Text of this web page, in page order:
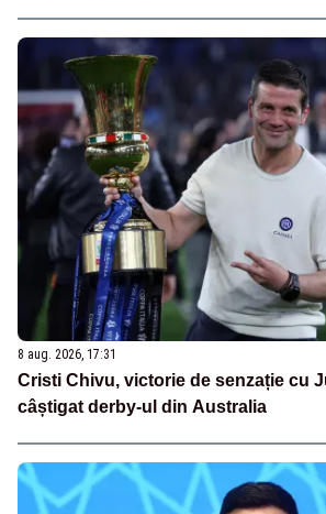
8 aug. 2026, 17:31
Cristi Chivu, victorie de senzație cu
câștigat derby-ul din Australia